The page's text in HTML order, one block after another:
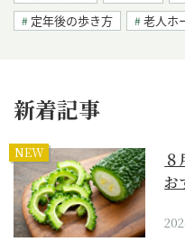
定年後の歩き方
老人ホ
新着記事
NEW
お